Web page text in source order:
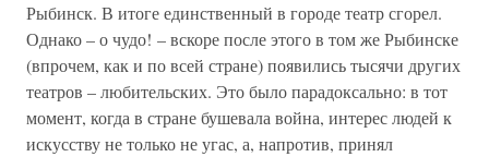
Рыбинск. В итоге единственный в городе театр сгорел.
Однако – о чудо! – вскоре после этого в том же Рыбинске
(впрочем, как и по всей стране) появились тысячи других
театров – любительских. Это было парадоксально: в тот
момент, когда в стране бушевала война, интерес людей к
искусству не только не угас, а, напротив, принял